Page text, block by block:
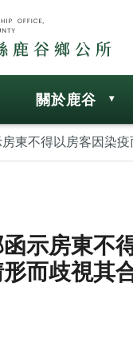
關於鹿谷
東不得以房客因染
示房東不
而歧視其